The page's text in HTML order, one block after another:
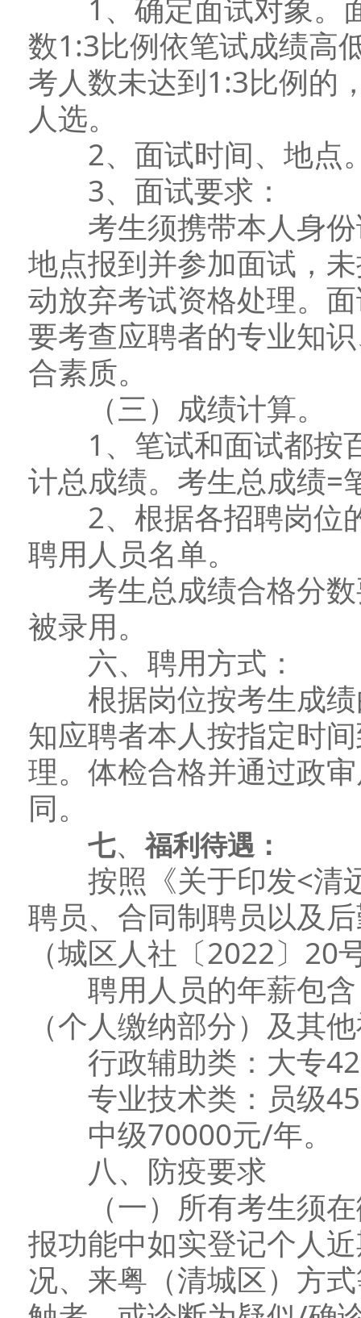
1、确定面试对象。
数1:3比例依笔试成绩高
考人数未达到1:3比例的
人选。
2、面试时间、地点
3、面试要求：
考生须携带本人身份
地点报到并参加面试，
动放弃考试资格处理。
要考查应聘者的专业知
合素质。
（三）成绩计算。
1、笔试和面试都按
计总成绩。考生总成绩=
2、根据各招聘岗位
聘用人员名单。
考生总成绩合格分数
被录用。
六、聘用方式：
根据岗位按考生成绩
知应聘者本人按指定时
理。体检合格并通过政
同。
七、福利待遇：
按照《关于印发<清
聘员、合同制聘员以及
（城区人社〔2022〕20
聘用人员的年薪包含
（个人缴纳部分）及其
行政辅助类：大专
专业技术类：员级
中级70000元/年。
八、防疫要求
（一）所有考生须在
报功能中如实登记个人
况、来粤（清城区）方